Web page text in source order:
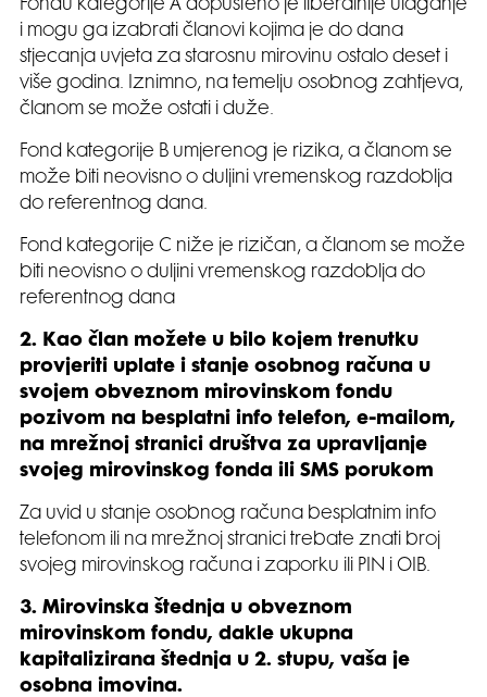
Fondu kategorije A dopušteno je liberalnije ulaganje
i mogu ga izabrati članovi kojima je do dana
stjecanja uvjeta za starosnu mirovinu ostalo deset i
više godina. Iznimno, na temelju osobnog zahtjeva,
članom se može ostati i duže.
Fond kategorije B umjerenog je rizika, a članom se
može biti neovisno o duljini vremenskog razdoblja
do referentnog dana.
Fond kategorije C niže je rizičan, a članom se može
biti neovisno o duljini vremenskog razdoblja do
referentnog dana
2. Kao član možete u bilo kojem trenutku
provjeriti uplate i stanje osobnog računa u
svojem obveznom mirovinskom fondu
pozivom na besplatni info telefon, e-mailom,
na mrežnoj stranici društva za upravljanje
svojeg mirovinskog fonda ili SMS porukom
Za uvid u stanje osobnog računa besplatnim info
telefonom ili na mrežnoj stranici trebate znati broj
svojeg mirovinskog računa i zaporku ili PIN i OIB.
3. Mirovinska štednja u obveznom
mirovinskom fondu, dakle ukupna
kapitalizirana štednja u 2. stupu, vaša je
osobna imovina.